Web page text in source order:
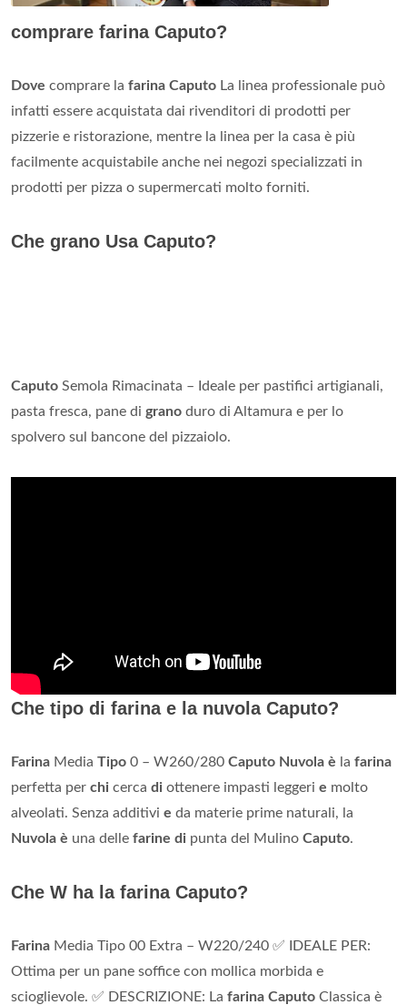
comprare farina Caputo?
Dove comprare la farina Caputo La linea professionale può
infatti essere acquistata dai rivenditori di prodotti per
pizzerie e ristorazione, mentre la linea per la casa è più
facilmente acquistabile anche nei negozi specializzati in
prodotti per pizza o supermercati molto forniti.
Che grano Usa Caputo?
Caputo Semola Rimacinata – Ideale per pastifici artigianali,
pasta fresca, pane di grano duro di Altamura e per lo
spolvero sul bancone del pizzaiolo.
Che tipo di farina e la nuvola Caputo?
Farina Media Tipo 0 – W260/280 Caputo Nuvola è la farina
perfetta per chi cerca di ottenere impasti leggeri e molto
alveolati. Senza additivi e da materie prime naturali, la
Nuvola è una delle farine di punta del Mulino Caputo.
Che W ha la farina Caputo?
Farina Media Tipo 00 Extra – W220/240 ✅ IDEALE PER:
Ottima per un pane soffice con mollica morbida e
scioglievole. ✅ DESCRIZIONE: La farina Caputo Classica è